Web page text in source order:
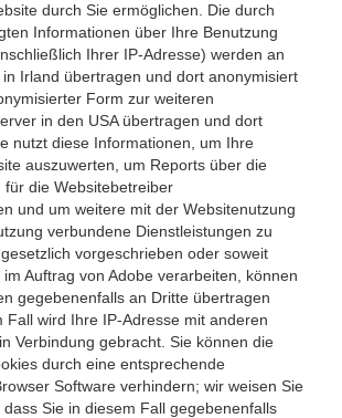
durch Sie ermöglichen. Die durch
Informationen über Ihre Benutzung
Ihrer IP-Adresse) werden an
Irland übertragen und dort anonymisiert
Form zur weiteren
in den USA übertragen und dort
nutzt diese Informationen, um Ihre
auszuwerten, um Reports über die
für die Websitebetreiber
und um weitere mit der Websitenutzung
verbundene Dienstleistungen zu
vorgeschrieben oder soweit
Auftrag von Adobe verarbeiten, können
gegebenenfalls an Dritte übertragen
Fall wird Ihre IP-Adresse mit anderen
Verbindung gebracht. Sie können die
durch eine entsprechende
Software verhindern; wir weisen Sie
Sie in diesem Fall gegebenenfalls